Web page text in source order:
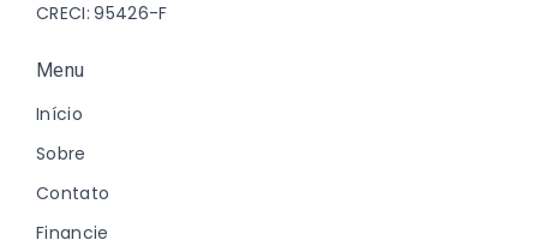
CRECI: 95426-F
Menu
Início
Sobre
Contato
Financie